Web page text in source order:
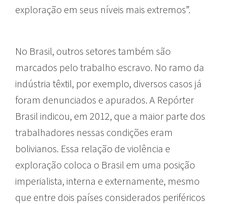
exploração em seus níveis mais extremos”.
No Brasil, outros setores também são
marcados pelo trabalho escravo. No ramo da
indústria têxtil, por exemplo, diversos casos já
foram denunciados e apurados. A Repórter
Brasil indicou, em 2012, que a maior parte dos
trabalhadores nessas condições eram
bolivianos. Essa relação de violência e
exploração coloca o Brasil em uma posição
imperialista, interna e externamente, mesmo
que entre dois países considerados periféricos